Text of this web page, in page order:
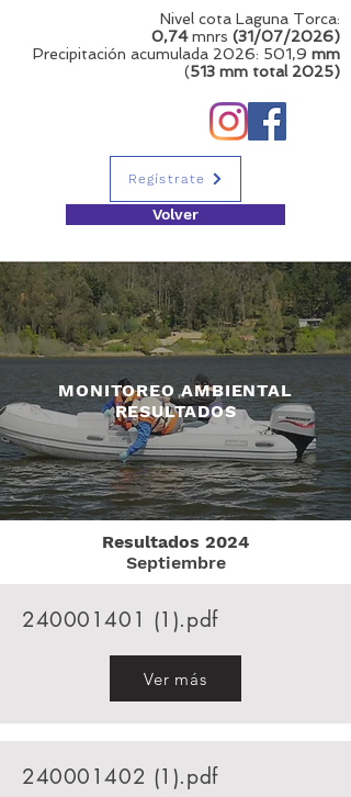
Nivel cota Laguna Torca:
0,74mnrs (31/07/2026)
Precipitación acumulada 2026: 501,9 mm
(513 mm total 2025)
Regístrate
Volver
MONITOREO AMBIENTAL
RESULTADOS
Resultados 2024
Septiembre
240001401 (1).pdf
Ver más
240001402 (1).pdf